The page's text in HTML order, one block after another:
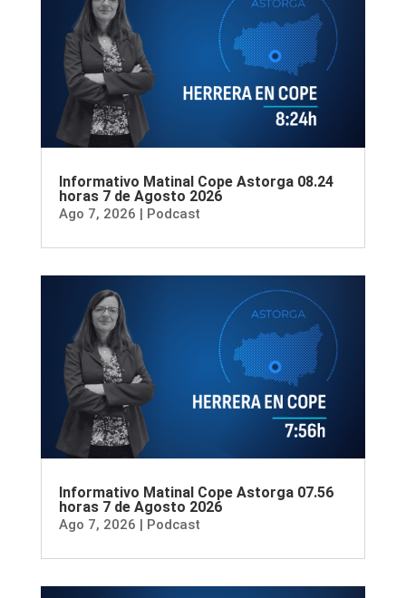
Informativo Matinal Cope Astorga 08.24
horas 7 de Agosto 2026
Ago 7, 2026 | Podcast
Informativo Matinal Cope Astorga 07.56
horas 7 de Agosto 2026
Ago 7, 2026 | Podcast